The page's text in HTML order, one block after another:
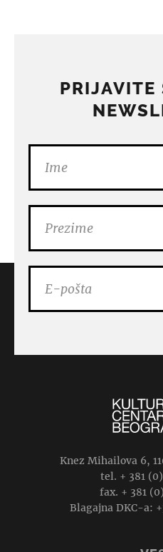
PRIJAVITE
Knez Mihailova 6,
tel. + 381
fax. + 381
Blagajna DKC-a: